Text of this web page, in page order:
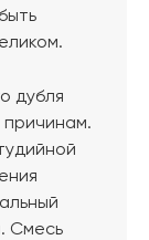
дубля
причинам.
Смесь